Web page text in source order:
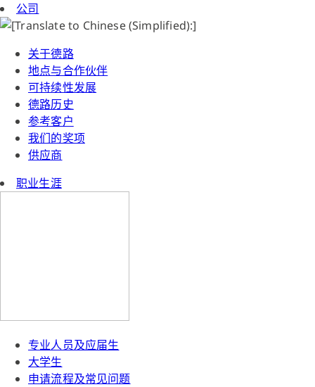
公司
关于德路
地点与合作伙伴
可持续性发展
德路历史
参考客户
我们的奖项
供应商
职业生涯
专业人员及应届生
大学生
申请流程及常见问题